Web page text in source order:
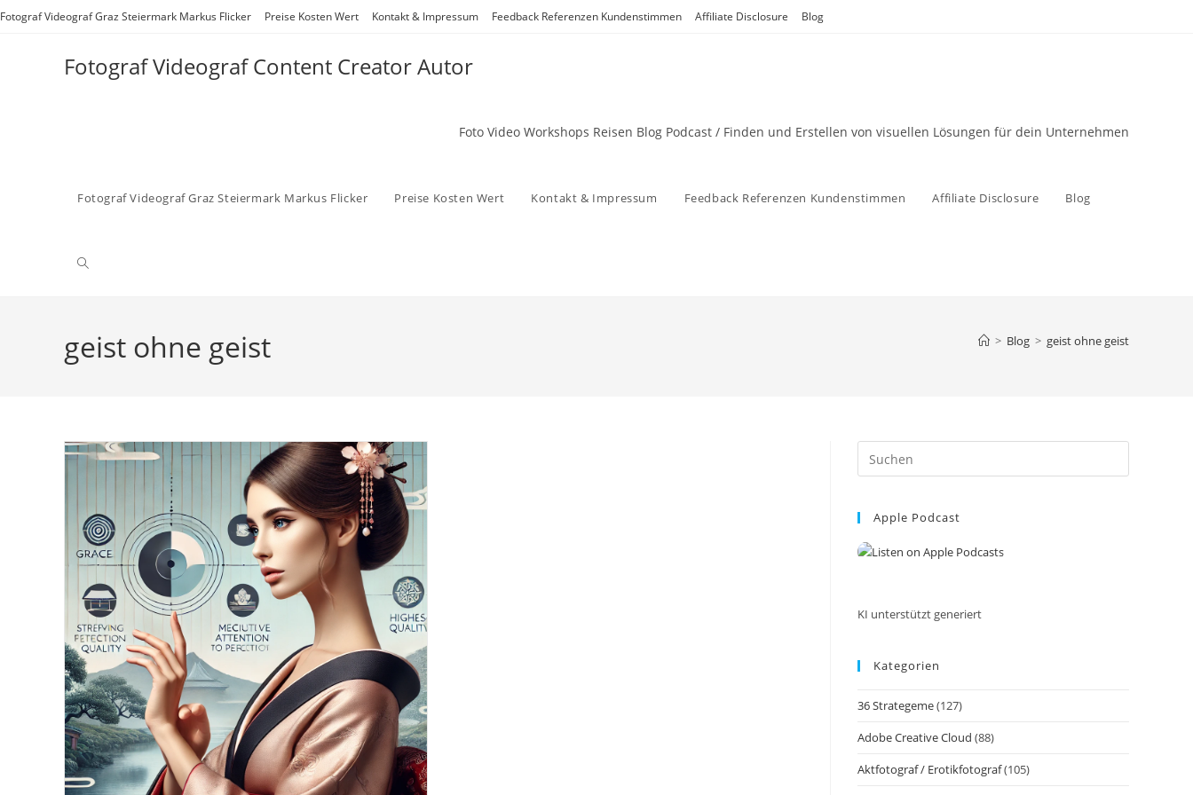
Zum
Fotograf Videograf Graz Steiermark Markus Flicker Preise Kosten Wert Kontakt & Impressum Feedback Referenzen Kundenstimmen Affiliate Disclosure Blog
Fotograf Videograf Content Creator Autor
Foto Video Workshops Reisen Blog Podcast / Finden und Erstellen von visuellen Lösungen für dein Unternehmen
Fotograf Videograf Graz Steiermark Markus Flicker Preise Kosten Wert Kontakt & Impressum Feedback Referenzen Kundenstimmen Affiliate Disclosure Blog
Website-
geist ohne geist > Blog > geist ohne geist
Escape
Apple Podcast
KI unterstützt generiert
Kategorien
36 Strategeme(127)
Adobe Creative Cloud (88)
Aktfotograf / Erotikfotograf(105)